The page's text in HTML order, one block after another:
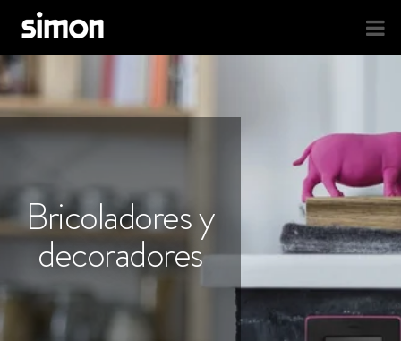
Bricoladores y
decoradores